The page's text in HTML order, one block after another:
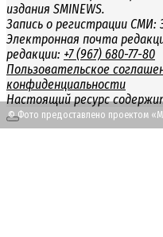
© Фото предоставлено проектом
издания SMINEWS.
Запись о регистрации
Электронная почта
редакции: +7 (967) 680-77-80
Пользовательское
конфиденциальности
Настоящий ресурс